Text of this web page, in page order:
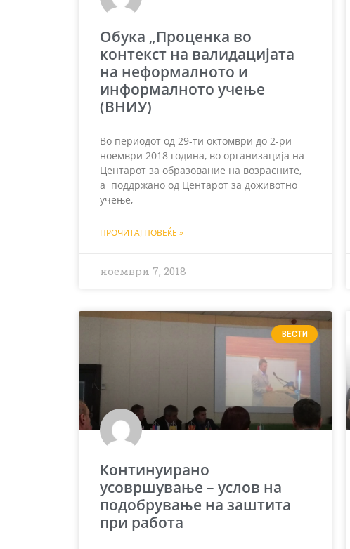
Обука „Проценка во
контекст на валидацијата
на неформалното и
информалното учење
(ВНИУ)
Во периодот од 29-ти октомври до 2-ри
ноември 2018 година, во организација на
Центарот за образование на возрасните,
а поддржано од Центарот за доживотно
учење,
ПРОЧИТАЈ ПОВЕЌЕ »
ноември 7, 2018
ВЕСТИ
Континуирано
усовршување – услов на
подобрување на заштита
при работа